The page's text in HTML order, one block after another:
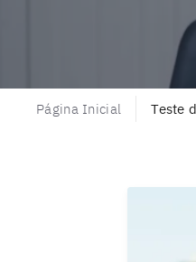
Página Inicial Teste